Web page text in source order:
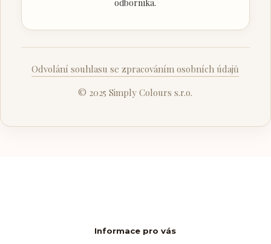
odborníka.
Odvolání souhlasu se zpracováním osobních údajů
© 2025 Simply Colours s.r.o.
Informace pro vás